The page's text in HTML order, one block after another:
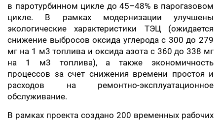
в паротурбинном цикле до 45–48% в парогазовом
цикле. В рамках модернизации улучшены
экологические характеристики ТЭЦ (ожидается
снижение выбросов оксида углерода с 300 до 279
мг на 1 м3 топлива и оксида азота с 360 до 338 мг
на 1 м3 топлива), а также экономичность
процессов за счет снижения времени простоя и
расходов на ремонтно-эксплуатационное
обслуживание.
В рамках проекта создано 200 временных рабочих